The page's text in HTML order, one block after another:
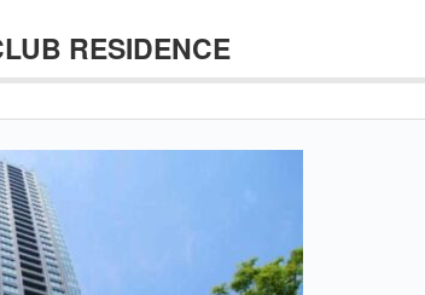
RESIDENCE